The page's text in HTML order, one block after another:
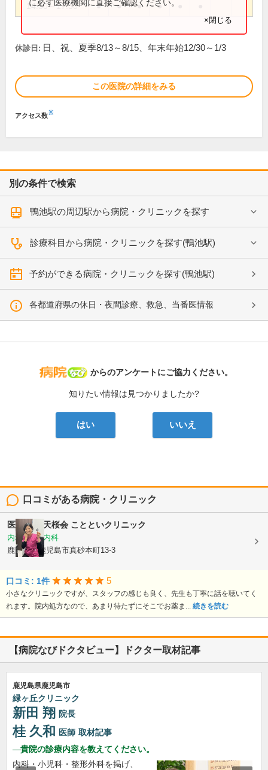
14:30～17:30 ● ● ● ●
に必ず医療機関に直接ご確認ください。
×閉じる
休診日: 日、祝、夏季8/13～8/15、年末年始12/30～1/3
この医院の詳細をみる
アクセス数※
別の条件で検索
鴨池駅の周辺駅から病院・クリニックを探す
診療科目から病院・クリニックを探す(鴨池駅)
予約ができる病院・クリニックを探す(鴨池駅)
各都道府県の休日・夜間診療、救急、当番医情報
病院なび
からのアンケートにご協力ください。
知りたい情報は見つかりましたか?
はい いいえ
口コミがある病院・クリニック
医療法人 天桜会 ことといクリニック
内科, 血液内科
鹿児島県鹿児島市真砂本町13-3
口コミ: 1件 5
小さなクリニックですが、スタッフの感じも良く、先生も丁寧に話を聴いてく
れます。院内処方なので、あまり待たずにそこでお薬ま... 続きを読む
【病院なびドクタビュー】ドクター取材記事
鹿児島県鹿児島市
緑ヶ丘クリニック
新田 翔 院長
桂 久和 医師 取材記事
貴院の診療内容を教えてください。
内科・小児科・整形外科を掲げ、